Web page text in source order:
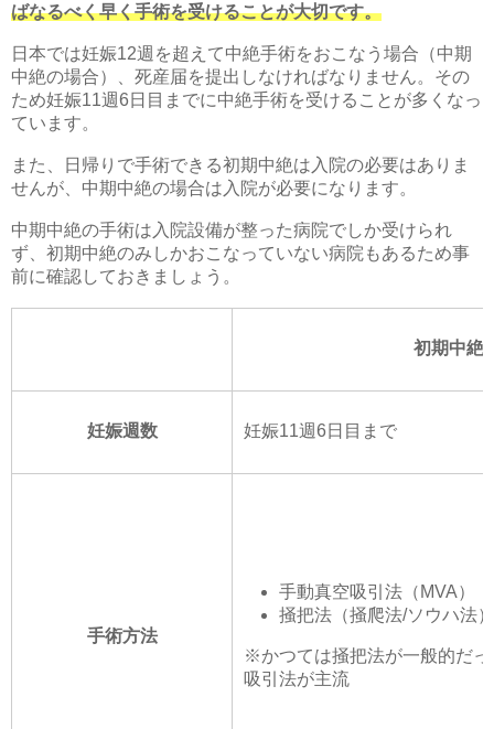
ばなるべく早く手術を受けることが大切です。
日本では妊娠12週を超えて中絶手術をおこなう場合（中期
中絶の場合）、死産届を提出しなければなりません。その
ため妊娠11週6日目までに中絶手術を受けることが多くなっ
ています。
また、日帰りで手術できる初期中絶は入院の必要はありま
せんが、中期中絶の場合は入院が必要になります。
中期中絶の手術は入院設備が整った病院でしか受けられ
ず、初期中絶のみしかおこなっていない病院もあるため事
前に確認しておきましょう。
初期中絶
妊娠週数 妊娠11週6日目まで
手術方法
手動真空吸引法（MVA）
掻把法（掻爬法/ソウハ法）
※かつては掻把法が一般的だ
吸引法が主流